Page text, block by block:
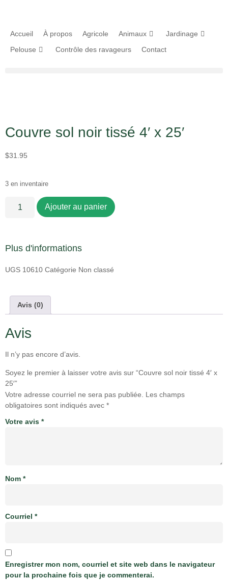
Accueil À propos Agricole Animaux
Jardinage
Pelouse
Contrôle des ravageurs Contact
Couvre sol noir tissé 4′ x 25′
$31.95
3 en inventaire
Ajouter au panier
Plus d'informations
UGS 10610 Catégorie Non classé
Avis (0)
Avis
Il n’y pas encore d’avis.
Soyez le premier à laisser votre avis sur “Couvre sol noir tissé 4′ x
25′”
Votre adresse courriel ne sera pas publiée.
Les champs
obligatoires sont indiqués avec *
Votre avis *
Nom *
Courriel *
Enregistrer mon nom, courriel et site web dans le navigateur
pour la prochaine fois que je commenterai.